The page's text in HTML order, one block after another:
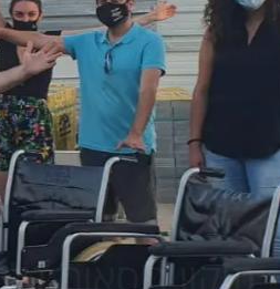
אוהלי
על ידי